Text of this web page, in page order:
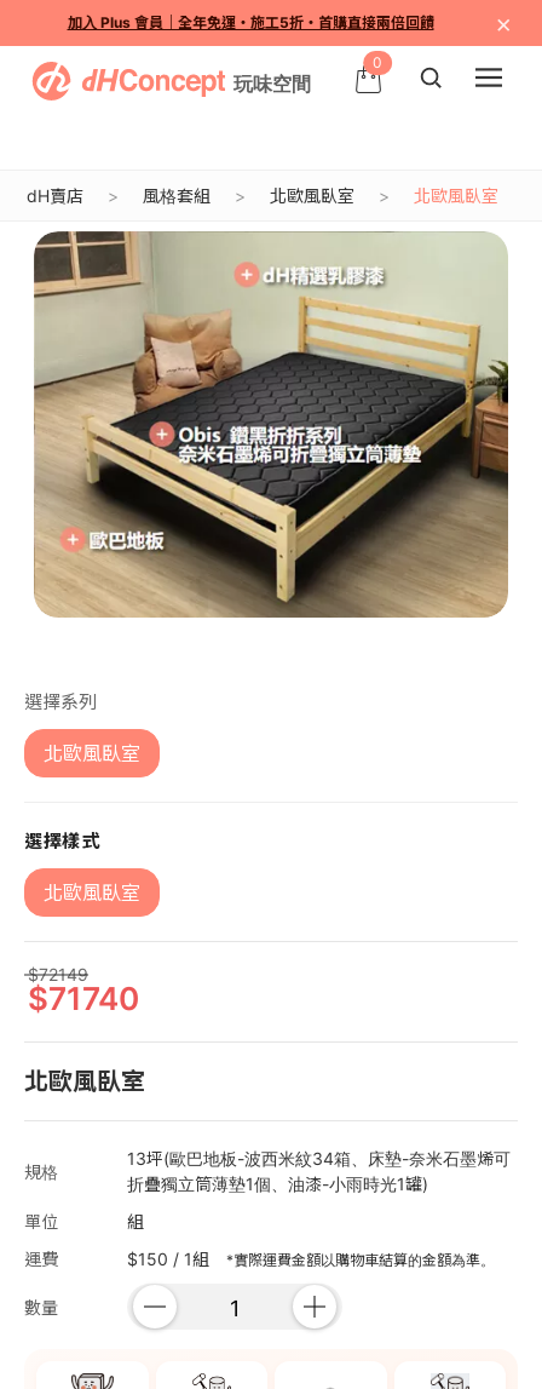
加入 Plus 會員｜全年免運・施工5折・首購直接兩倍回饋 ×
0
dH賣店 風格套組 北歐風臥室 北歐風臥室
選擇系列
北歐風臥室
選擇樣式
北歐風臥室
72149
71740
北歐風臥室
規格
13坪(歐巴地板-波西米紋34箱、床墊-奈米石墨烯可
折疊獨立筒薄墊1個、油漆-小雨時光1罐)
單位
組
運費
$150 / 1組 *實際運費金額以購物車結算的金額為準。
數量